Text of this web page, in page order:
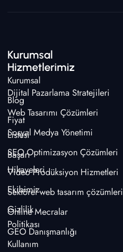
Kurumsal
Kurumsal
Blog
Fiyat
Listesi
Başarı
Hikayeleri
Ekibimiz
Gizlilik
Politikası
Kullanım
Hizmetlerimiz
Dijital Pazarlama Stratejileri
Web Tasarımı Çözümleri
Sosyal Medya Yönetimi
SEO Optimizasyon Çözümleri
Video Prodüksiyon Hizmetleri
Sektörel web tasarım çözümleri
Online Mecralar
GEO Danışmanlığı